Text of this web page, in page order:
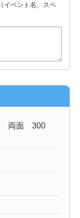
イベント名、スペ
両面 300